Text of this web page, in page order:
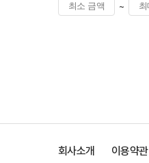
~
회사소개 이용약관